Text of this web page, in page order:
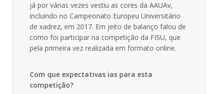
já por várias vezes vestiu as cores da AAUAv,
incluindo no Campeonato Europeu Universitário
de xadrez, em 2017. Em jeito de balanço falou de
como foi participar na competição da FISU, que
pela primeira vez realizada em formato online.
Com que expectativas ias para esta
competição?